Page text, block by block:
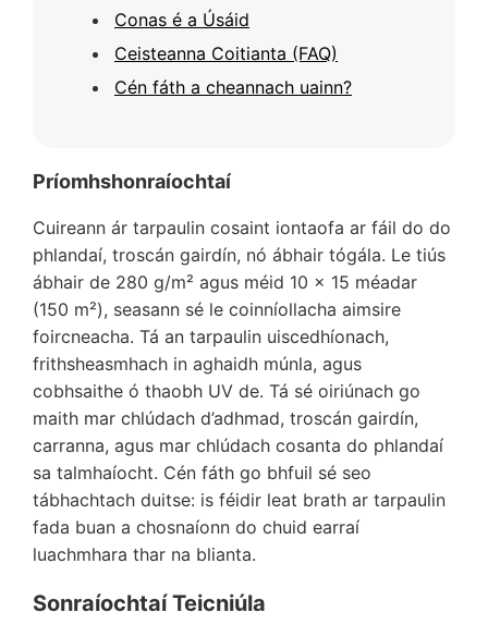
Conas é a Úsáid
Ceisteanna Coitianta (FAQ)
Cén fáth a cheannach uainn?
Príomhshonraíochtaí
Cuireann ár tarpaulin cosaint iontaofa ar fáil do do
phlandaí, troscán gairdín, nó ábhair tógála. Le tiús
ábhair de 280 g/m² agus méid 10 x 15 méadar
(150 m²), seasann sé le coinníollacha aimsire
foircneacha. Tá an tarpaulin uiscedhíonach,
frithsheasmhach in aghaidh múnla, agus
cobhsaithe ó thaobh UV de. Tá sé oiriúnach go
maith mar chlúdach d’adhmad, troscán gairdín,
carranna, agus mar chlúdach cosanta do phlandaí
sa talmhaíocht. Cén fáth go bhfuil sé seo
tábhachtach duitse: is féidir leat brath ar tarpaulin
fada buan a chosnaíonn do chuid earraí
luachmhara thar na blianta.
Sonraíochtaí Teicniúla